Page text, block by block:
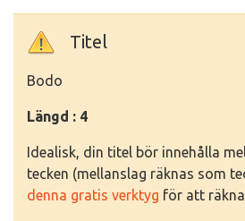
Titel
Bodo
Längd : 4
Idealisk, din titel bör innehålla
tecken (mellanslag räknas som
denna gratis verktyg för att